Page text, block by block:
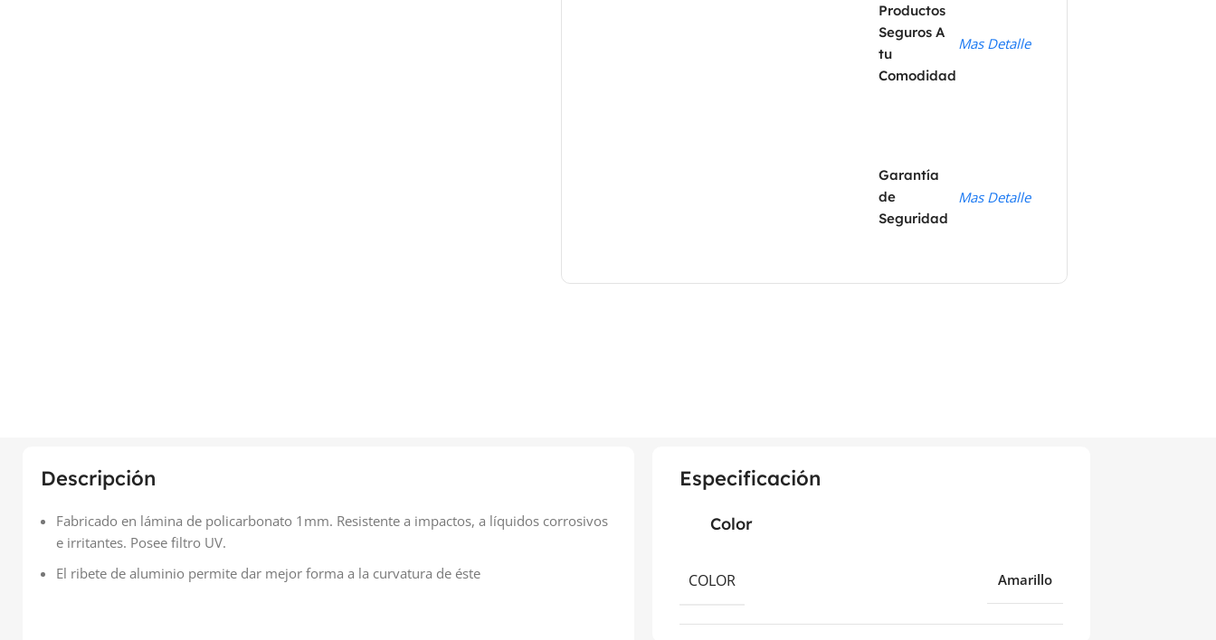
Productos
Seguros A
tu
Comodidad
Mas Detalle
Garantía
de
Seguridad
Mas Detalle
Descripción
Fabricado en lámina de policarbonato 1mm. Resistente a impactos, a líquidos corrosivos
e irritantes. Posee filtro UV.
El ribete de aluminio permite dar mejor forma a la curvatura de éste
Especificación
Color
COLOR Amarillo